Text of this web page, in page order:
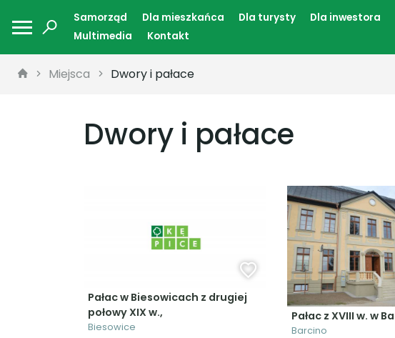
Samorząd Dla mieszkańca Dla turysty
Dla inwestora
Multimedia
Kontakt
Miejsca Dwory i pałace
Dwory i pałace
Pałac w Biesowicach z drugiej
połowy XIX w.,
Biesowice
Pałac z XVIII w. w
Barcino